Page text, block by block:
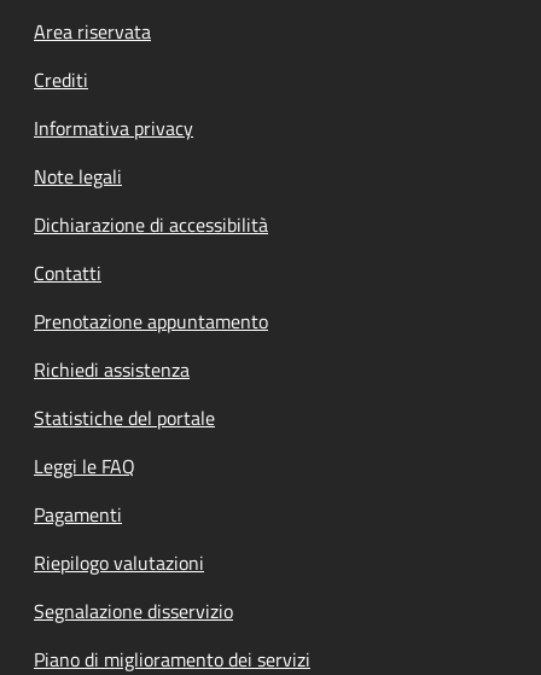
Footer menu
Area riservata
Crediti
Informativa privacy
Note legali
Dichiarazione di accessibilità
Contatti
Prenotazione appuntamento
Richiedi assistenza
Statistiche del portale
Leggi le FAQ
Pagamenti
Riepilogo valutazioni
Segnalazione disservizio
Piano di miglioramento dei servizi